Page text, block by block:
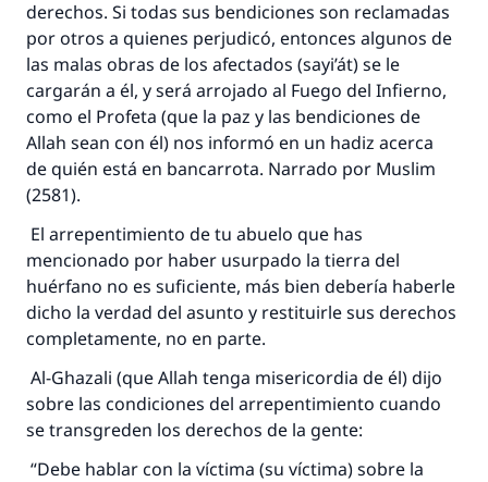
derechos. Si todas sus bendiciones son reclamadas
por otros a quienes perjudicó, entonces algunos de
las malas obras de los afectados (sayi’át) se le
cargarán a él, y será arrojado al Fuego del Infierno,
como el Profeta (que la paz y las bendiciones de
Allah sean con él) nos informó en un hadiz acerca
de quién está en bancarrota. Narrado por Muslim
(2581).
El arrepentimiento de tu abuelo que has
mencionado por haber usurpado la tierra del
huérfano no es suficiente, más bien debería haberle
dicho la verdad del asunto y restituirle sus derechos
completamente, no en parte.
Al-Ghazali (que Allah tenga misericordia de él) dijo
sobre las condiciones del arrepentimiento cuando
se transgreden los derechos de la gente:
“Debe hablar con la víctima (su víctima) sobre la